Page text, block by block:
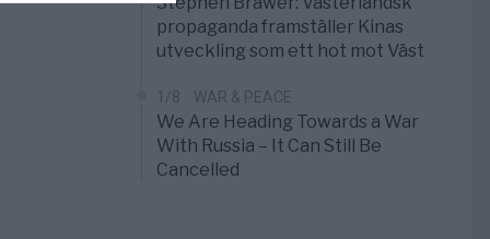
propaganda framställer Kinas
utveckling som ett hot mot Väst
1/8 WAR & PEACE
We Are Heading Towards a War
With Russia – It Can Still Be
Cancelled